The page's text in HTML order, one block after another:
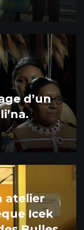
d’un
atelier
Icek